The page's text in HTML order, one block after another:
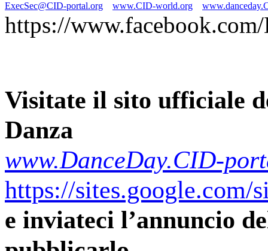
ExecSec@CID-portal.org www.CID-world.org
https://
Visitate il sito ufficiale
Danza
www.DanceDay.CID-
https://sites.google.com/
e inviateci l’annuncio